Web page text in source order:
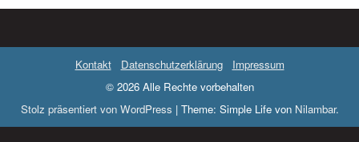
Kontakt Datenschutzerklärung
Impressum
© 2026 Alle Rechte vorbehalten
Stolz präsentiert von WordPress | Theme: Simple Life von Nilambar.